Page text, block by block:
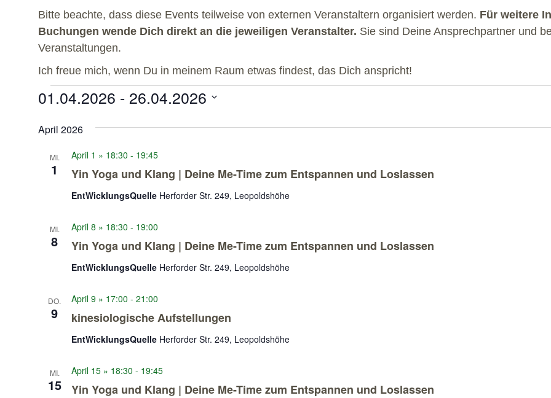
Bitte beachte, dass diese Events teilweise von externen Veranstaltern organisiert werden. Für weitere
Buchungen wende Dich direkt an die jeweiligen Veranstalter. Sie sind Deine Ansprechpartner und
Veranstaltungen.
Ich freue mich, wenn Du in meinem Raum etwas findest, das Dich anspricht!
01.04.2026 - 26.04.2026
wählen.
April 2026
MI.
1 Yin Yoga und Klang | Deine Me-Time zum Entspannen und Loslassen
April 1 » 18:30 - 19:45
EntWicklungsQuelle Herforder Str. 249, Leopoldshöhe
MI.
8 Yin Yoga und Klang | Deine Me-Time zum Entspannen und Loslassen
April 8 » 18:30 - 19:00
EntWicklungsQuelle Herforder Str. 249, Leopoldshöhe
DO.
9 kinesiologische Aufstellungen
April 9 » 17:00 - 21:00
EntWicklungsQuelle Herforder Str. 249, Leopoldshöhe
MI.
15 Yin Yoga und Klang | Deine Me-Time zum Entspannen und Loslassen
April 15 » 18:30 - 19:45